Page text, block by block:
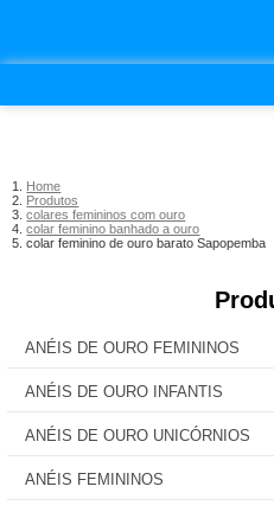
Home
Produtos
colares femininos com ouro
colar feminino banhado a ouro
colar feminino de ouro barato Sapopemba
ANÉIS DE OURO FEMININOS
ANÉIS DE OURO INFANTIS
ANÉIS DE OURO UNICÓRNIOS
ANÉIS FEMININOS